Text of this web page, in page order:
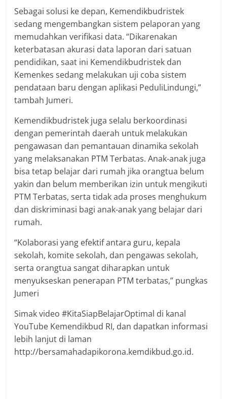
Sebagai solusi ke depan, Kemendikbudristek
sedang mengembangkan sistem pelaporan yang
memudahkan verifikasi data. “Dikarenakan
keterbatasan akurasi data laporan dari satuan
pendidikan, saat ini Kemendikbudristek dan
Kemenkes sedang melakukan uji coba sistem
pendataan baru dengan aplikasi PeduliLindungi,”
tambah Jumeri.
Kemendikbudristek juga selalu berkoordinasi
dengan pemerintah daerah untuk melakukan
pengawasan dan pemantauan dinamika sekolah
yang melaksanakan PTM Terbatas. Anak-anak juga
bisa tetap belajar dari rumah jika orangtua belum
yakin dan belum memberikan izin untuk mengikuti
PTM Terbatas, serta tidak ada proses menghukum
dan diskriminasi bagi anak-anak yang belajar dari
rumah.
“Kolaborasi yang efektif antara guru, kepala
sekolah, komite sekolah, dan pengawas sekolah,
serta orangtua sangat diharapkan untuk
menyukseskan penerapan PTM terbatas,” pungkas
Jumeri
Simak video #KitaSiapBelajarOptimal di kanal
YouTube Kemendikbud RI, dan dapatkan informasi
lebih lanjut di laman
http://bersamahadapikorona.kemdikbud.go.id.